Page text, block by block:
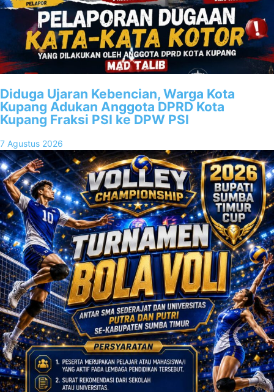
Diduga Ujaran Kebencian, Warga Kota
Kupang Adukan Anggota DPRD Kota
Kupang Fraksi PSI ke DPW PSI
7 Agustus 2026